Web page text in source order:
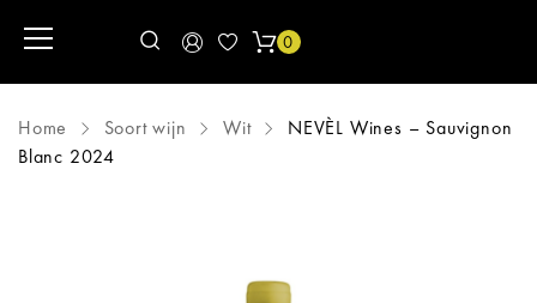
0
Home Soort wijn Wit
NEVÈL Wines – Sauvignon
Blanc 2024